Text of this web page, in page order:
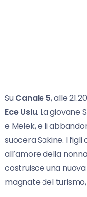
SuCanale 5, alle
Ece Uslu. La giovane
e Melek, e li
suocera Sakine. I
all’amore della
costruisce una
magnate del